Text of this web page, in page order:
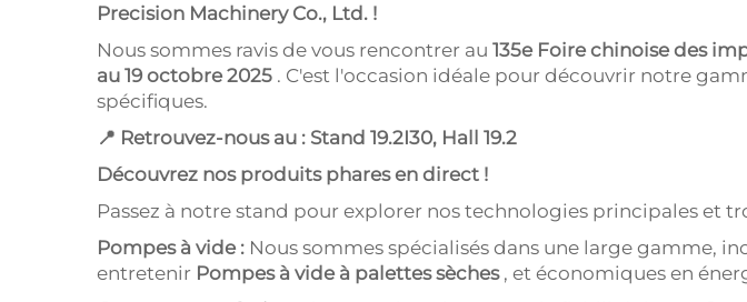
Precision Machinery Co., Ltd. !
Nous sommes ravis de vous rencontrer au 135e Foire chinoise des
au 19 octobre 2025 . C'est l'occasion idéale pour découvrir notre
spécifiques.
📍 Retrouvez-nous au : Stand 19.2I30, Hall 19.2
Découvrez nos produits phares en direct !
Passez à notre stand pour explorer nos technologies principales et
Pompes à vide : Nous sommes spécialisés dans une large gamme,
entretenir Pompes à vide à palettes sèches , et économiques en